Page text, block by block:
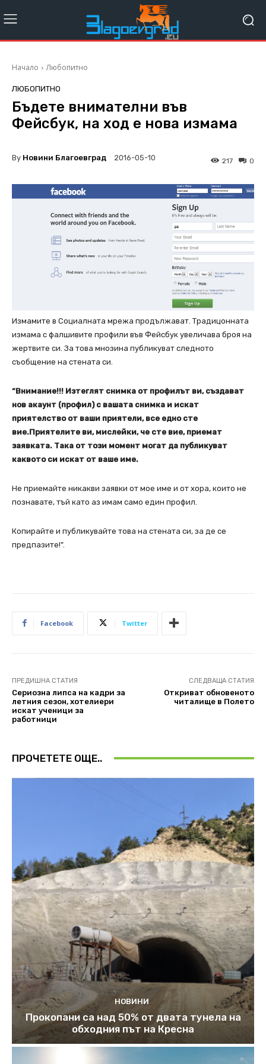
Начало Любопитно
ЛЮБОПИТНО
Бъдете внимателни във
Фейсбук, на ход е нова измама
By Новини Благоевград 2016-05-10 0
217
Измамите в Социалната мрежа продължават. Традицонната
измама с фалшивите профили във Фейсбук увеличава броя на
жертвите си. За това мнозина публикуват следното
съобщение на стената си.
“Внимание!!! Изтеглят снимка от профилът ви, създават
нов акаунт (профил) с вашата снимка и искат
приятелство от ваши приятели, все едно сте
вие.Приятелите ви, мислейки, че сте вие, приемат
заявката. Така от този момент могат да публикуват
каквото си искат от ваше име.
Не приемайте никакви заявки от мое име и от хора, които не
познавате, тъй като аз имам само един профил.
Копирайте и публикувайте това на стената си, за де се
предпазите!”.
Facebook Twitter
ПРЕДИШНА СТАТИЯ
Сериозна липса на кадри за
летния сезон, хотелиери
искат ученици за
работници
СЛЕДВАЩА СТАТИЯ
Откриват обновеното
читалище в Полето
ПРОЧЕТЕТЕ ОЩЕ..
НОВИНИ
Прокопани са над 50% от двата тунела на
обходния път на Кресна